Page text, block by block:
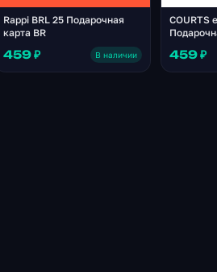
Rappi BRL 25 Подарочная
карта BR
459 ₽ В наличии
COURTS
459 ₽